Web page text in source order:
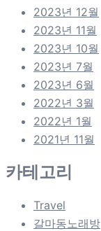
2023년 12월
2023년 11월
2023년 10월
2023년 7월
2023년 6월
2022년 3월
2022년 1월
2021년 11월
카테고리
Travel
갈마동노래방